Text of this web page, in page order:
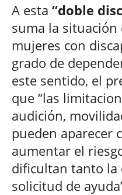
A esta “doble
suma la situación
mujeres con
grado de
este sentido, el
que “las
audición,
pueden aparecer
aumentar el
dificultan tanto la
solicitud de